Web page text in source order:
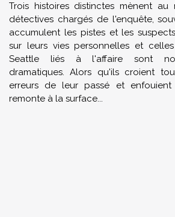
Trois histoires distinctes mènent au
détectives chargés de l'enquête,
accumulent les pistes et les
sur leurs vies personnelles et
Seattle liés à l'affaire sont
dramatiques. Alors qu'ils croient
erreurs de leur passé et
remonte à la surface...